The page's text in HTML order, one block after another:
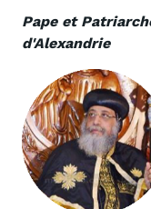
Pape et
d'Alexandrie